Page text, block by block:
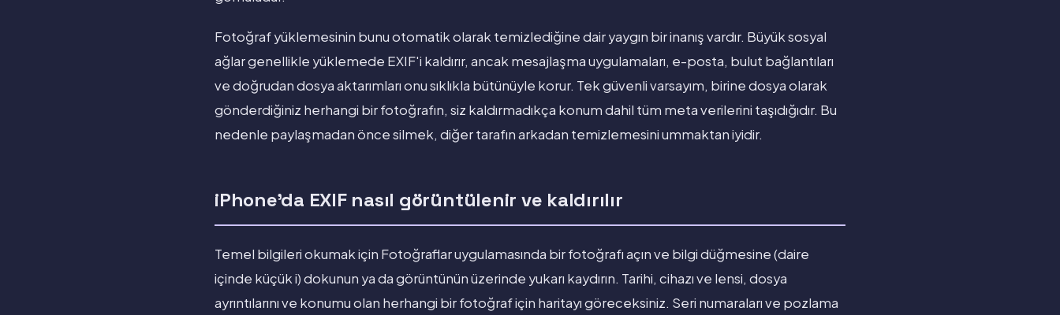
Fotoğraf yüklemesinin bunu otomatik olarak temizlediğine dair yaygın bir inanış vardır. Büyük sosyal
ağlar genellikle yüklemede EXIF'i kaldırır, ancak mesajlaşma uygulamaları, e-posta, bulut bağlantıları
ve doğrudan dosya aktarımları onu sıklıkla bütünüyle korur. Tek güvenli varsayım, birine dosya olarak
gönderdiğiniz herhangi bir fotoğrafın, siz kaldırmadıkça konum dahil tüm meta verilerini taşıdığıdır. Bu
nedenle paylaşmadan önce silmek, diğer tarafın arkadan temizlemesini ummaktan iyidir.
iPhone'da EXIF nasıl görüntülenir ve kaldırılır
Temel bilgileri okumak için Fotoğraflar uygulamasında bir fotoğrafı açın ve bilgi düğmesine (daire
içinde küçük i) dokunun ya da görüntünün üzerinde yukarı kaydırın. Tarihi, cihazı ve lensi, dosya
ayrıntılarını ve konumu olan herhangi bir fotoğraf için haritayı göreceksiniz. Seri numaraları ve pozlama